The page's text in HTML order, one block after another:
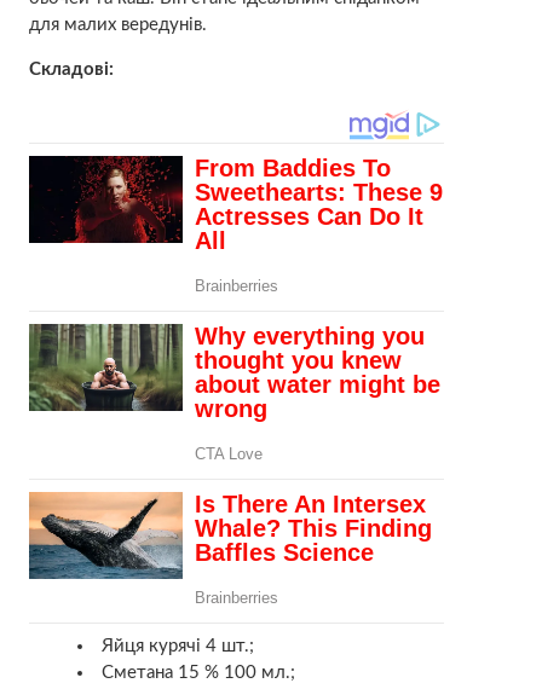
для малих вередунів.
Складові:
Яйця курячі 4 шт.;
Сметана 15 % 100 мл.;